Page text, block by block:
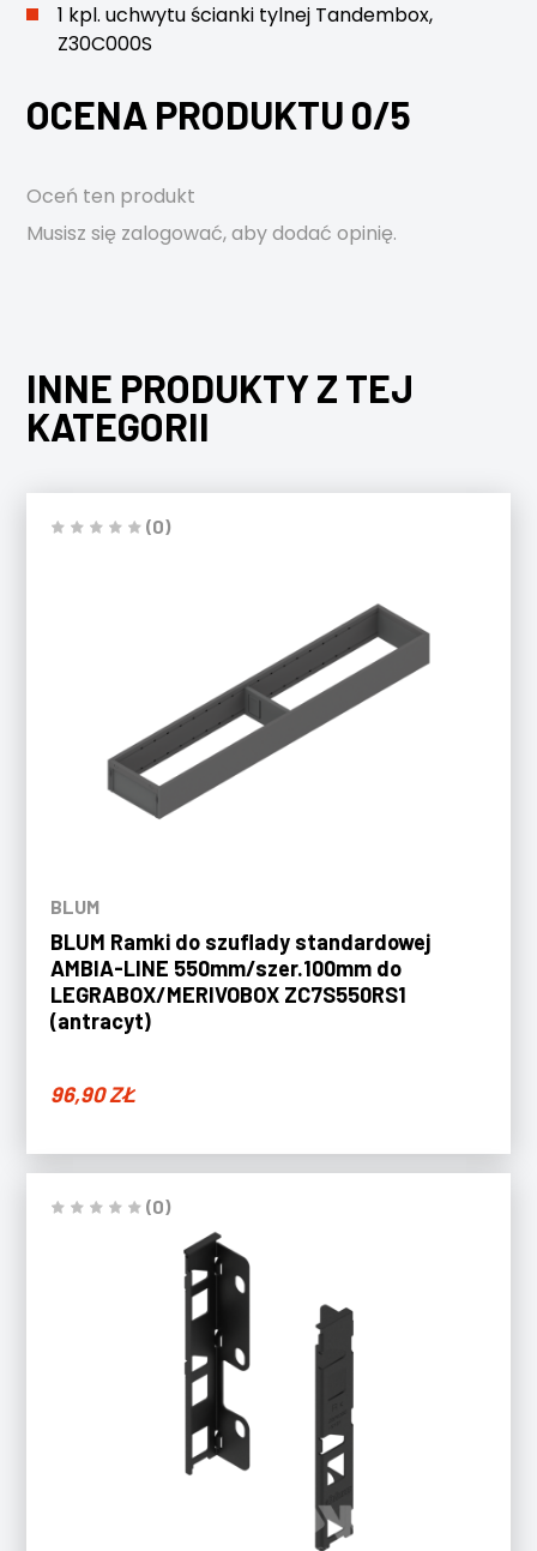
1 kpl. uchwytu ścianki tylnej Tandembox,
Z30C000S
OCENA PRODUKTU 0/5
Oceń ten produkt
Musisz się zalogować, aby dodać opinię.
INNE PRODUKTY Z TEJ
KATEGORII
(0)
BLUM
BLUM Ramki do szuflady standardowej
AMBIA-LINE 550mm/szer.100mm do
LEGRABOX/MERIVOBOX ZC7S550RS1
(antracyt)
96,90ZŁ
(0)